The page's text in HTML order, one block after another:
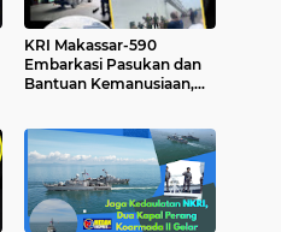
KRI Makassar-590
Embarkasi Pasukan dan
Bantuan Kemanusiaan,